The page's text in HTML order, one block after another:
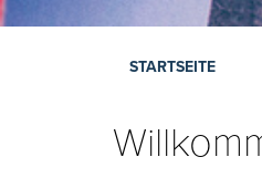
STARTSEITE